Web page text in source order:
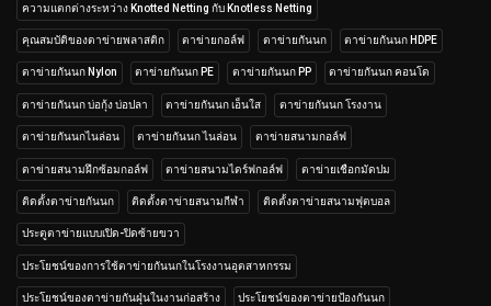
ความแตกต่างระหว่าง Knotted Netting กับ Knotless Netting
คุณสมบัติของตาข่ายพลาสติก ตาข่ายกอล์ฟ ตาข่ายกันนก ตาข่ายกันนก HDPE
ตาข่ายกันนก Nylon ตาข่ายกันนก PE ตาข่ายกันนก PP ตาข่ายกันนก คอนโด
ตาข่ายกันนก บ่อกุ้ง บ่อปลา ตาข่ายกันนก เอ็นใส ตาข่ายกันนก โรงงาน
ตาข่ายกันนกไนล่อน ตาข่ายกันนก ไนล่อน ตาข่ายสนามกอล์ฟ
ตาข่ายสนามฝึกซ้อมกอล์ฟ ตาข่ายสนามไดร์ฟกอล์ฟ ตาข่ายเชือกมัดปม
ติดตั้งตาข่ายกันนก ติดตั้งตาข่ายสนามกีฬา ติดตั้งตาข่ายสนามฟุตบอล
ประตูตาข่ายแบบเปิด-ปิดซ้ายขวา
ประโยชน์ของการใช้ตาข่ายกันนกในโรงงานอุตสาหกรรม
ประโยชน์ของตาข่ายกันฝุ่นในงานก่อสร้าง ประโยชน์ของตาข่ายป้องกันนก